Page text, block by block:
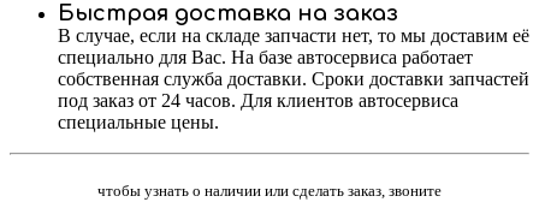
Быстрая доставка на заказ
В случае, если на складе запчасти нет, то мы доставим её
специально для Вас. На базе автосервиса работает
собственная служба доставки. Сроки доставки запчастей
под заказ от 24 часов. Для клиентов автосервиса
специальные цены.
чтобы узнать о наличии или сделать заказ, звоните